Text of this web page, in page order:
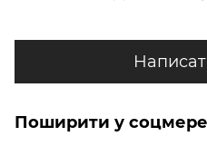
Поширити у